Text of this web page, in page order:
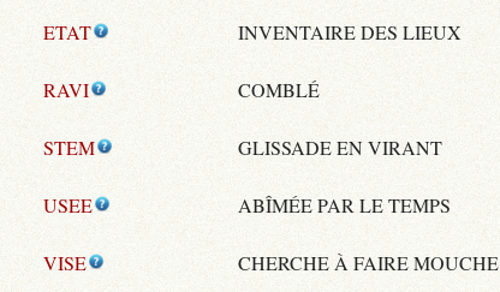
ETAT INVENTAIRE DES LIEUX
RAVI COMBLÉ
STEM GLISSADE EN VIRANT
USEE ABÎMÉE PAR LE TEMPS
VISE CHERCHE À FAIRE MOUCHE